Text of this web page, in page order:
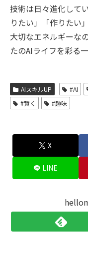
技術は日々進化して
りたい」「作りたい
大切なエネルギーな
たのAIライフを彩る
AIスキルUP #AI
#賢く
#趣味
X
LINE